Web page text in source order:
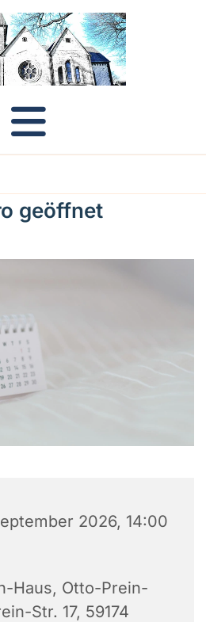
geöffnet
2026, 14:00
Haus, Otto-Prein-
Str. 17, 59174